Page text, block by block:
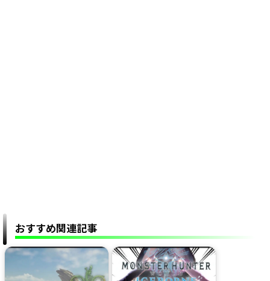
おすすめ関連記事